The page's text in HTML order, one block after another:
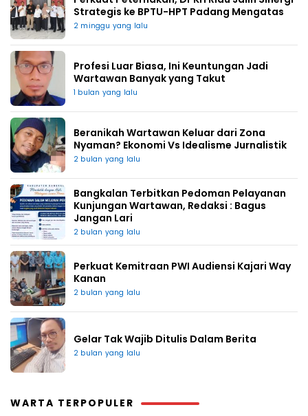
Strategis ke BPTU-HPT Padang Mengatas
2 minggu yang lalu
Profesi Luar Biasa, Ini Keuntungan Jadi
Wartawan Banyak yang Takut
1 bulan yang lalu
Beranikah Wartawan Keluar dari Zona
Nyaman? Ekonomi Vs Idealisme Jurnalistik
2 bulan yang lalu
Bangkalan Terbitkan Pedoman Pelayanan
Kunjungan Wartawan, Redaksi : Bagus
Jangan Lari
2 bulan yang lalu
Perkuat Kemitraan PWI Audiensi Kajari Way
Kanan
2 bulan yang lalu
Gelar Tak Wajib Ditulis Dalam Berita
2 bulan yang lalu
WARTA TERPOPULER